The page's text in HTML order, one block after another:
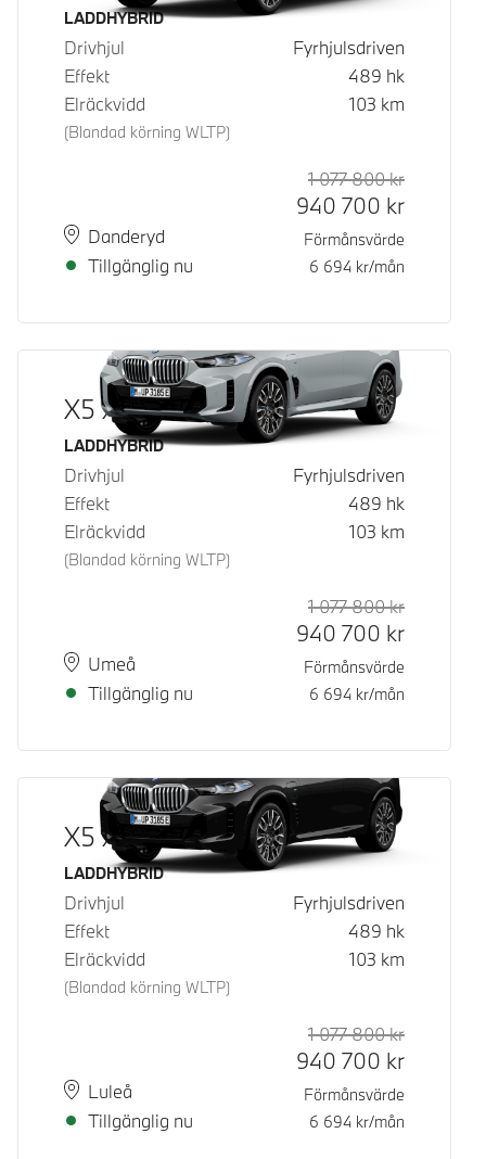
Bränsle
LADDHYBRID
Drivhjul
Fyrhjulsdriven
Effekt
489 hk
Elräckvidd
(Blandad körning WLTP)
103 km
PlatsDanderyd
Leveranstid
Tillgänglig nu
Rek. ord
1 077 800kr
940 700 kr
Förmånsvärde
6 694 kr/mån
X5 xDrive50e
Bränsle
LADDHYBRID
Drivhjul
Fyrhjulsdriven
Effekt
489 hk
Elräckvidd
(Blandad körning WLTP)
103 km
PlatsUmeå
Leveranstid
Tillgänglig nu
Rek. ord
1 077 800kr
940 700 kr
Förmånsvärde
6 694 kr/mån
X5 xDrive50e
Bränsle
LADDHYBRID
Drivhjul
Fyrhjulsdriven
Effekt
489 hk
Elräckvidd
(Blandad körning WLTP)
103 km
PlatsLuleå
Leveranstid
Tillgänglig nu
Rek. ord
1 077 800kr
940 700 kr
Förmånsvärde
6 694 kr/mån